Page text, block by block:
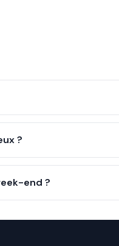
?
end ?